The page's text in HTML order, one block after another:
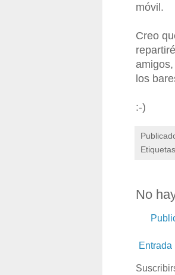
móvil.
Creo
los
:-)
No
Entrada